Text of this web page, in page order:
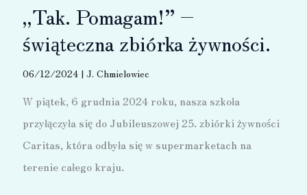
„Tak. Pomagam!” –
świąteczna zbiórka żywności.
06/12/2024 | J. Chmielowiec
W piątek, 6 grudnia 2024 roku, nasza szkoła
przyłączyła się do Jubileuszowej 25. zbiórki żywności
Caritas, która odbyła się w supermarketach na
terenie całego kraju.